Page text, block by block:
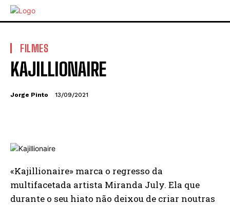
FILMES
KAJILLIONAIRE
Jorge Pinto 13/09/2021
«Kajillionaire» marca o regresso da
multifacetada artista Miranda July. Ela que
durante o seu hiato não deixou de criar noutras